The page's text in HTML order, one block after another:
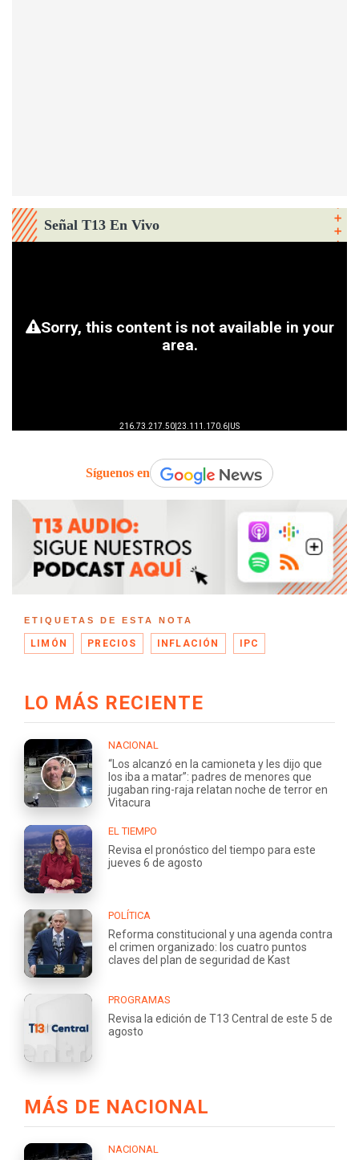
Señal T13 En Vivo
Síguenos en
ETIQUETAS DE ESTA NOTA
LIMÓN PRECIOS INFLACIÓN IPC
LO MÁS RECIENTE
NACIONAL
“Los alcanzó en la camioneta y les dijo que
los iba a matar”: padres de menores que
jugaban ring-raja relatan noche de terror en
Vitacura
EL TIEMPO
Revisa el pronóstico del tiempo para este
jueves 6 de agosto
POLÍTICA
Reforma constitucional y una agenda contra
el crimen organizado: los cuatro puntos
claves del plan de seguridad de Kast
PROGRAMAS
Revisa la edición de T13 Central de este 5 de
agosto
MÁS DE NACIONAL
NACIONAL